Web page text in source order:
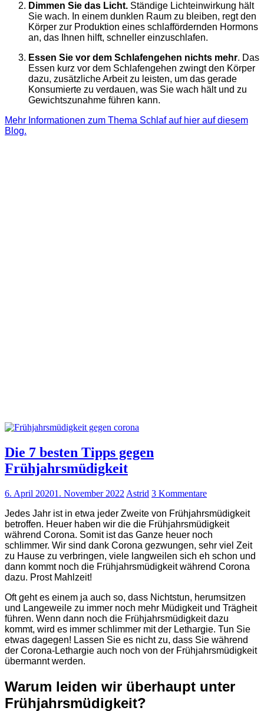
Dimmen Sie das Licht. Ständige Lichteinwirkung hält
Sie wach. In einem dunklen Raum zu bleiben, regt den
Körper zur Produktion eines schlaffördernden Hormons
an, das Ihnen hilft, schneller einzuschlafen.
Essen Sie vor dem Schlafengehen nichts mehr. Das
Essen kurz vor dem Schlafengehen zwingt den Körper
dazu, zusätzliche Arbeit zu leisten, um das gerade
Konsumierte zu verdauen, was Sie wach hält und zu
Gewichtszunahme führen kann.
Mehr Informationen zum Thema Schlaf auf hier auf diesem
Blog.
Die 7 besten Tipps gegen
Frühjahrsmüdigkeit
6. April 20201. November 2022 Astrid 3 Kommentare
Jedes Jahr ist in etwa jeder Zweite von Frühjahrsmüdigkeit
betroffen. Heuer haben wir die die Frühjahrsmüdigkeit
während Corona. Somit ist das Ganze heuer noch
schlimmer. Wir sind dank Corona gezwungen, sehr viel Zeit
zu Hause zu verbringen, viele langweilen sich eh schon und
dann kommt noch die Frühjahrsmüdigkeit während Corona
dazu. Prost Mahlzeit!
Oft geht es einem ja auch so, dass Nichtstun, herumsitzen
und Langeweile zu immer noch mehr Müdigkeit und Trägheit
führen. Wenn dann noch die Frühjahrsmüdigkeit dazu
kommt, wird es immer schlimmer mit der Lethargie. Tun Sie
etwas dagegen! Lassen Sie es nicht zu, dass Sie während
der Corona-Lethargie auch noch von der Frühjahrsmüdigkeit
übermannt werden.
Warum leiden wir überhaupt unter
Frühjahrsmüdigkeit?